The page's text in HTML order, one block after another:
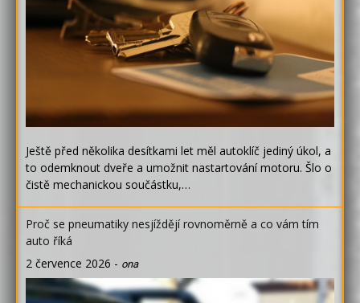
Ještě před několika desítkami let měl autoklíč jediný úkol, a
to odemknout dveře a umožnit nastartování motoru. Šlo o
čistě mechanickou součástku,…
Proč se pneumatiky nesjíždějí rovnoměrně a co vám tím
auto říká
2 července 2026 - ona